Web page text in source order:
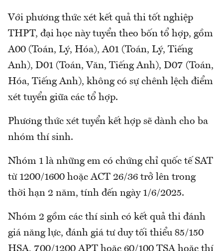
Với phương thức xét kết quả thi tốt nghiệp
THPT, đại học này tuyển theo bốn tổ hợp, gồm
A00 (Toán, Lý, Hóa), A01 (Toán, Lý, Tiếng
Anh), D01 (Toán, Văn, Tiếng Anh), D07 (Toán,
Hóa, Tiếng Anh), không có sự chênh lệch điểm
xét tuyển giữa các tổ hợp.
Phương thức xét tuyển kết hợp sẽ dành cho ba
nhóm thí sinh.
Nhóm 1 là những em có chứng chỉ quốc tế SAT
từ 1200/1600 hoặc ACT 26/36 trở lên trong
thời hạn 2 năm, tính đến ngày 1/6/2025.
Nhóm 2 gồm các thí sinh có kết quả thi đánh
giá năng lực, đánh giá tư duy tối thiểu 85/150
HSA, 700/1200 APT hoặc 60/100 TSA hoặc thí